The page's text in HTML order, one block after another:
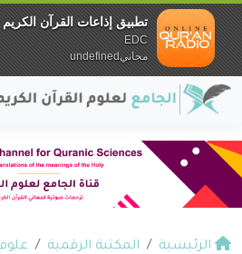
الرئيسية المكتبة الرقمية
تطبيق إذاعات القرآن الكريم
EDC
مجانيundefined